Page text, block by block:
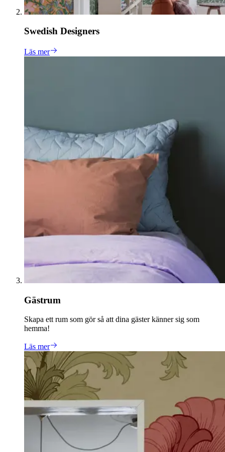
Swedish Designers
Läs mer
Gästrum
Skapa ett rum som gör så att dina gäster känner sig som
hemma!
Läs mer